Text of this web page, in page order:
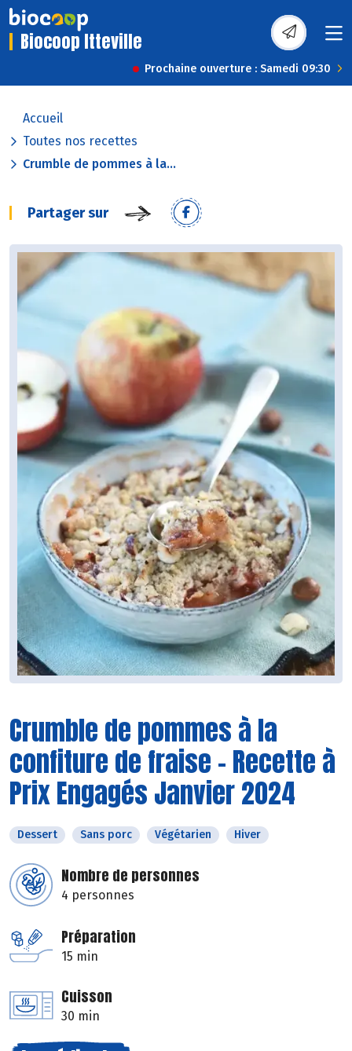
Biocoop Itteville
Prochaine ouverture : Samedi 09:30
Accueil
Toutes nos recettes
Crumble de pommes à la...
Partager sur
Crumble de pommes à la
confiture de fraise - Recette à
Prix Engagés Janvier 2024
Dessert Sans porc Végétarien Hiver
Nombre de personnes
4 personnes
Préparation
15 min
Cuisson
30 min